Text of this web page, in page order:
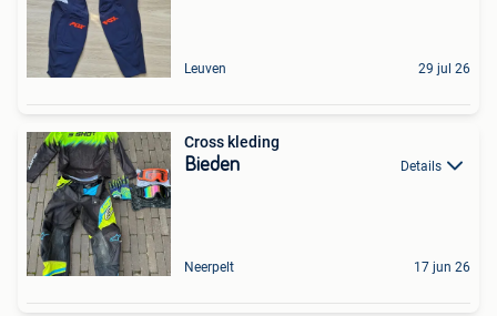
Leuven 29 jul 26
Cross kleding
Bieden Details
Neerpelt 17 jun 26